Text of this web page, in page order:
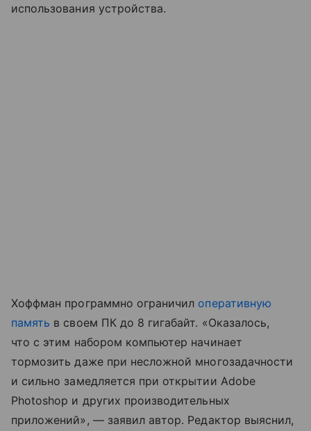
использования устройства.
Хоффман программно ограничил оперативную
память в своем ПК до 8 гигабайт. «Оказалось,
что с этим набором компьютер начинает
тормозить даже при несложной многозадачности
и сильно замедляется при открытии Adobe
Photoshop и других производительных
приложений», — заявил автор. Редактор выяснил,